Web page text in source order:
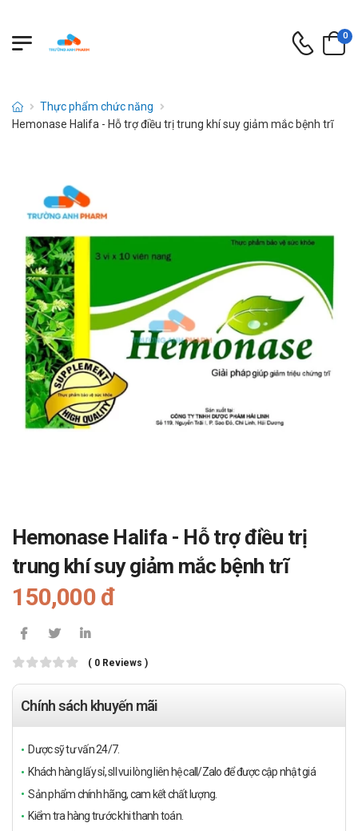
0
Thực phẩm chức năng
Hemonase Halifa - Hỗ trợ điều trị trung khí suy giảm mắc bệnh trĩ
Hemonase Halifa - Hỗ trợ điều trị
trung khí suy giảm mắc bệnh trĩ
150,000 đ
( 0 Reviews )
Chính sách khuyến mãi
Dược sỹ tư vấn 24/7.
Khách hàng lấy sỉ, sll vui lòng liên hệ call/Zalo để được cập nhật giá
Sản phẩm chính hãng, cam kết chất lượng.
Kiểm tra hàng trước khi thanh toán.